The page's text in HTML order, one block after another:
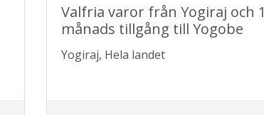
Valfria varor från Yogiraj och 1
månads tillgång till Yogobe
Yogiraj, Hela landet